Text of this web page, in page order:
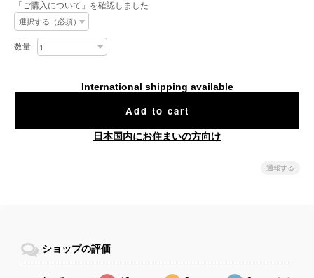
「ご購入について」を確認しました
数量
International shipping available
Add to cart
日本国内にお住まいの方向け
通報する
ショップの評価